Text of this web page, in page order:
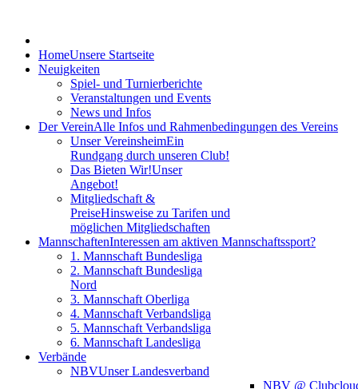
HomeUnsere Startseite
Neuigkeiten
Spiel- und Turnierberichte
Veranstaltungen und Events
News und Infos
Der VereinAlle Infos und Rahmenbedingungen des Vereins
Unser VereinsheimEin
Rundgang durch unseren Club!
Das Bieten Wir!Unser
Angebot!
Mitgliedschaft &
PreiseHinsweise zu Tarifen und
möglichen Mitgliedschaften
MannschaftenInteressen am aktiven Mannschaftssport?
1. Mannschaft Bundesliga
2. Mannschaft Bundesliga
Nord
3. Mannschaft Oberliga
4. Mannschaft Verbandsliga
5. Mannschaft Verbandsliga
6. Mannschaft Landesliga
Verbände
NBVUnser Landesverband
NBV @